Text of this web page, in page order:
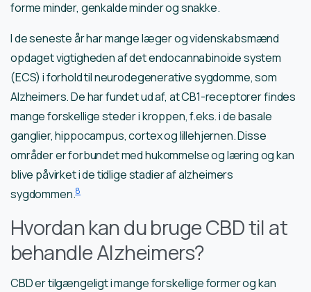
forme minder, genkalde minder og snakke.
I de seneste år har mange læger og videnskabsmænd
opdaget vigtigheden af det endocannabinoide system
(ECS) i forhold til neurodegenerative sygdomme, som
Alzheimers. De har fundet ud af, at CB1-receptorer findes
mange forskellige steder i kroppen, f.eks. i de basale
ganglier, hippocampus, cortex og lillehjernen. Disse
områder er forbundet med hukommelse og læring og kan
blive påvirket i de tidlige stadier af alzheimers
sygdommen.8
Hvordan kan du bruge CBD til at
behandle Alzheimers?
CBD er tilgængeligt i mange forskellige former og kan